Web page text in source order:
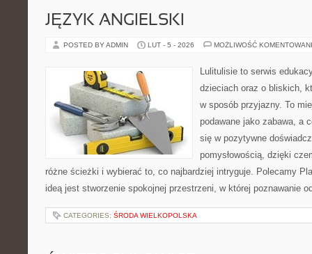
JĘZYK ANGIELSKI
POSTED BY ADMIN LUT - 5 - 2026 MOŻLIWOŚĆ
Lulitulisie to serwis
dzieciach oraz o bliskich,
w sposób przyjazny. To
podawane jako zabawa, a
się w pozytywne
pomysłowością, dzięki
różne ścieżki i wybierać to, co najbardziej intryguje. Polecamy
ideą jest stworzenie spokojnej przestrzeni, w której poznawanie
CATEGORIES: ŚRODA WIELKOPOLSKA